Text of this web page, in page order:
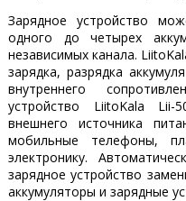
Зарядное устройство
одного до четырех
независимых канала.
зарядка, разрядка
внутреннего
устройство LiitoKala
внешнего источника
мобильные телефоны,
электронику.
зарядное устройство
аккумуляторы и зарядные